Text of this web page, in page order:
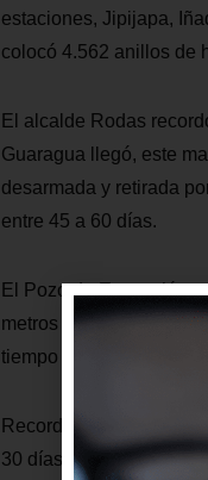
estaciones, Jipijapa,
colocó 4.562 anillos de
El alcalde Rodas
Guaragua llegó, este
desarmada y retirada
entre 45 a 60 días.
El Pozo de Extracción,
metros de profundidad
tiempo previsto. Esto
Recordó el
30 días consecutivos